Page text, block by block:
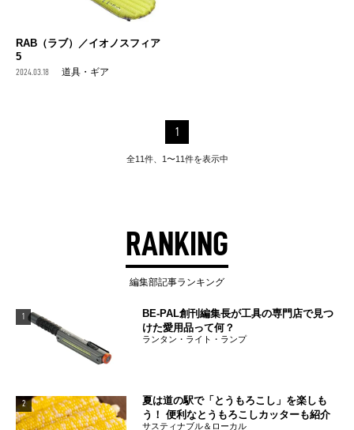
RAB（ラブ）／イオノスフィア
5
2024.03.18 道具・ギア
1
全11件、1〜11件を表示中
RANKING
編集部記事ランキング
1
BE-PAL創刊編集長が工具の専門店で見つ
けた愛用品って何？
ランタン・ライト・ランプ
2
夏は道の駅で「とうもろこし」を楽しも
う！ 便利なとうもろこしカッターも紹介
サスティナブル＆ローカル